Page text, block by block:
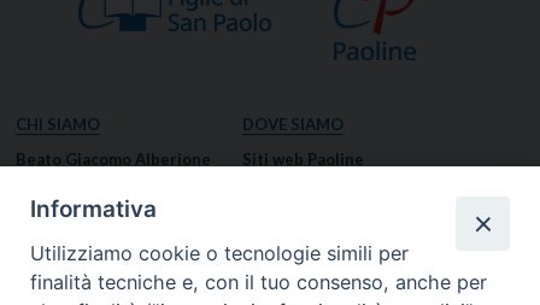
CHI SIAMO
Beato Giacomo Alberione
Venerabile Tecla Merlo
Missione Paolina
Luoghi delle Origini
DOVE SIAMO
Siti web Paoline
Notizie dal governo generale
Notizie in breve
Informativa
Utilizziamo cookie o tecnologie simili per
finalità tecniche e, con il tuo consenso, anche per